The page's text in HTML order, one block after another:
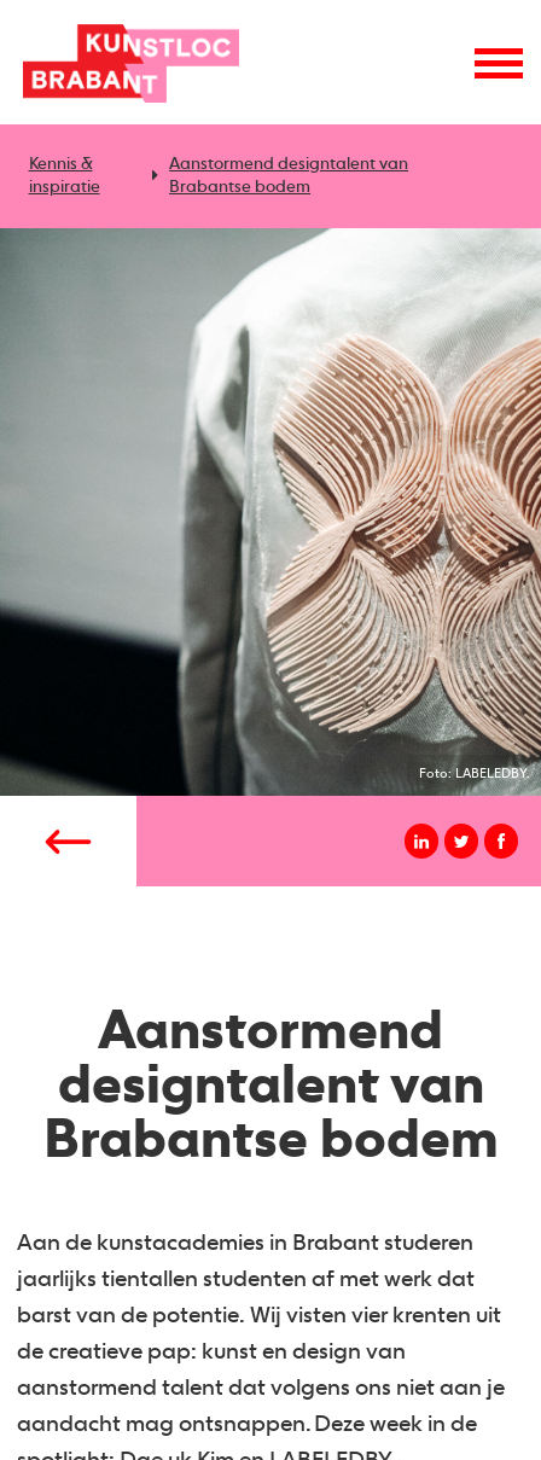
Kennis &
inspiratie
Aanstormend designtalent van
Brabantse bodem
Foto: LABELEDBY.
Aanstormend
designtalent van
Brabantse bodem
Aan de kunstacademies in Brabant studeren
jaarlijks tientallen studenten af met werk dat
barst van de potentie. Wij visten vier krenten uit
de creatieve pap: kunst en design van
aanstormend talent dat volgens ons niet aan je
aandacht mag ontsnappen. Deze week in de